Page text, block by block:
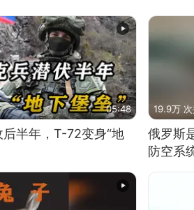
05:48
半年，T-72变身“地
19.9万
俄罗斯
防空系